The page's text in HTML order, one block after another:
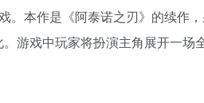
。本作是《阿泰诺之刃》的续作
游戏中玩家将扮演主角展开一场